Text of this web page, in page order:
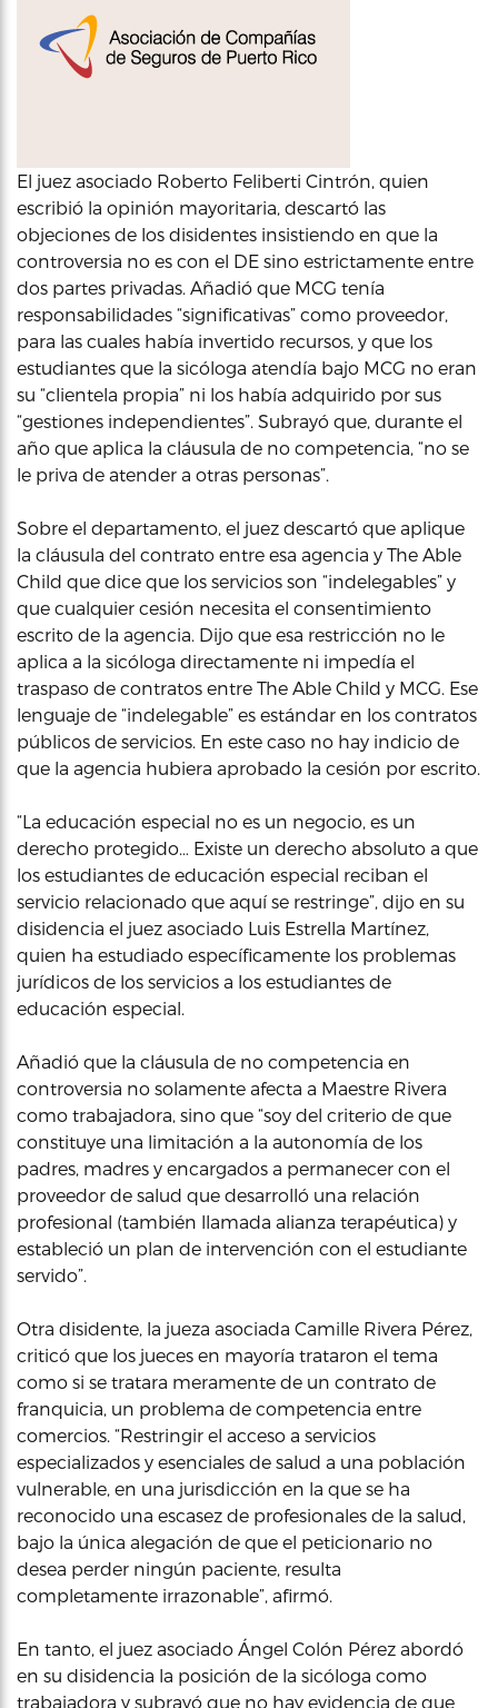
El juez asociado Roberto Feliberti Cintrón, quien
escribió la opinión mayoritaria, descartó las
objeciones de los disidentes insistiendo en que la
controversia no es con el DE sino estrictamente entre
dos partes privadas. Añadió que MCG tenía
responsabilidades “significativas” como proveedor,
para las cuales había invertido recursos, y que los
estudiantes que la sicóloga atendía bajo MCG no eran
su “clientela propia” ni los había adquirido por sus
“gestiones independientes”. Subrayó que, durante el
año que aplica la cláusula de no competencia, “no se
le priva de atender a otras personas”.
Sobre el departamento, el juez descartó que aplique
la cláusula del contrato entre esa agencia y The Able
Child que dice que los servicios son “indelegables” y
que cualquier cesión necesita el consentimiento
escrito de la agencia. Dijo que esa restricción no le
aplica a la sicóloga directamente ni impedía el
traspaso de contratos entre The Able Child y MCG. Ese
lenguaje de “indelegable” es estándar en los contratos
públicos de servicios. En este caso no hay indicio de
que la agencia hubiera aprobado la cesión por escrito.
“La educación especial no es un negocio, es un
derecho protegido… Existe un derecho absoluto a que
los estudiantes de educación especial reciban el
servicio relacionado que aquí se restringe”, dijo en su
disidencia el juez asociado Luis Estrella Martínez,
quien ha estudiado específicamente los problemas
jurídicos de los servicios a los estudiantes de
educación especial.
Añadió que la cláusula de no competencia en
controversia no solamente afecta a Maestre Rivera
como trabajadora, sino que “soy del criterio de que
constituye una limitación a la autonomía de los
padres, madres y encargados a permanecer con el
proveedor de salud que desarrolló una relación
profesional (también llamada alianza terapéutica) y
estableció un plan de intervención con el estudiante
servido”.
Otra disidente, la jueza asociada Camille Rivera Pérez,
criticó que los jueces en mayoría trataron el tema
como si se tratara meramente de un contrato de
franquicia, un problema de competencia entre
comercios. “Restringir el acceso a servicios
especializados y esenciales de salud a una población
vulnerable, en una jurisdicción en la que se ha
reconocido una escasez de profesionales de la salud,
bajo la única alegación de que el peticionario no
desea perder ningún paciente, resulta
completamente irrazonable”, afirmó.
En tanto, el juez asociado Ángel Colón Pérez abordó
en su disidencia la posición de la sicóloga como
trabajadora y subrayó que no hay evidencia de que